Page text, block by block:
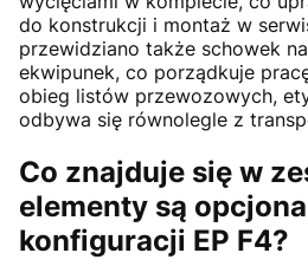
do konstrukcji i montaż w
przewidziano także schowek
ekwipunek, co porządkuje
obieg listów przewozowych,
odbywa się równolegle z
Co znajduje się w
elementy są
konfiguracji EP F4?